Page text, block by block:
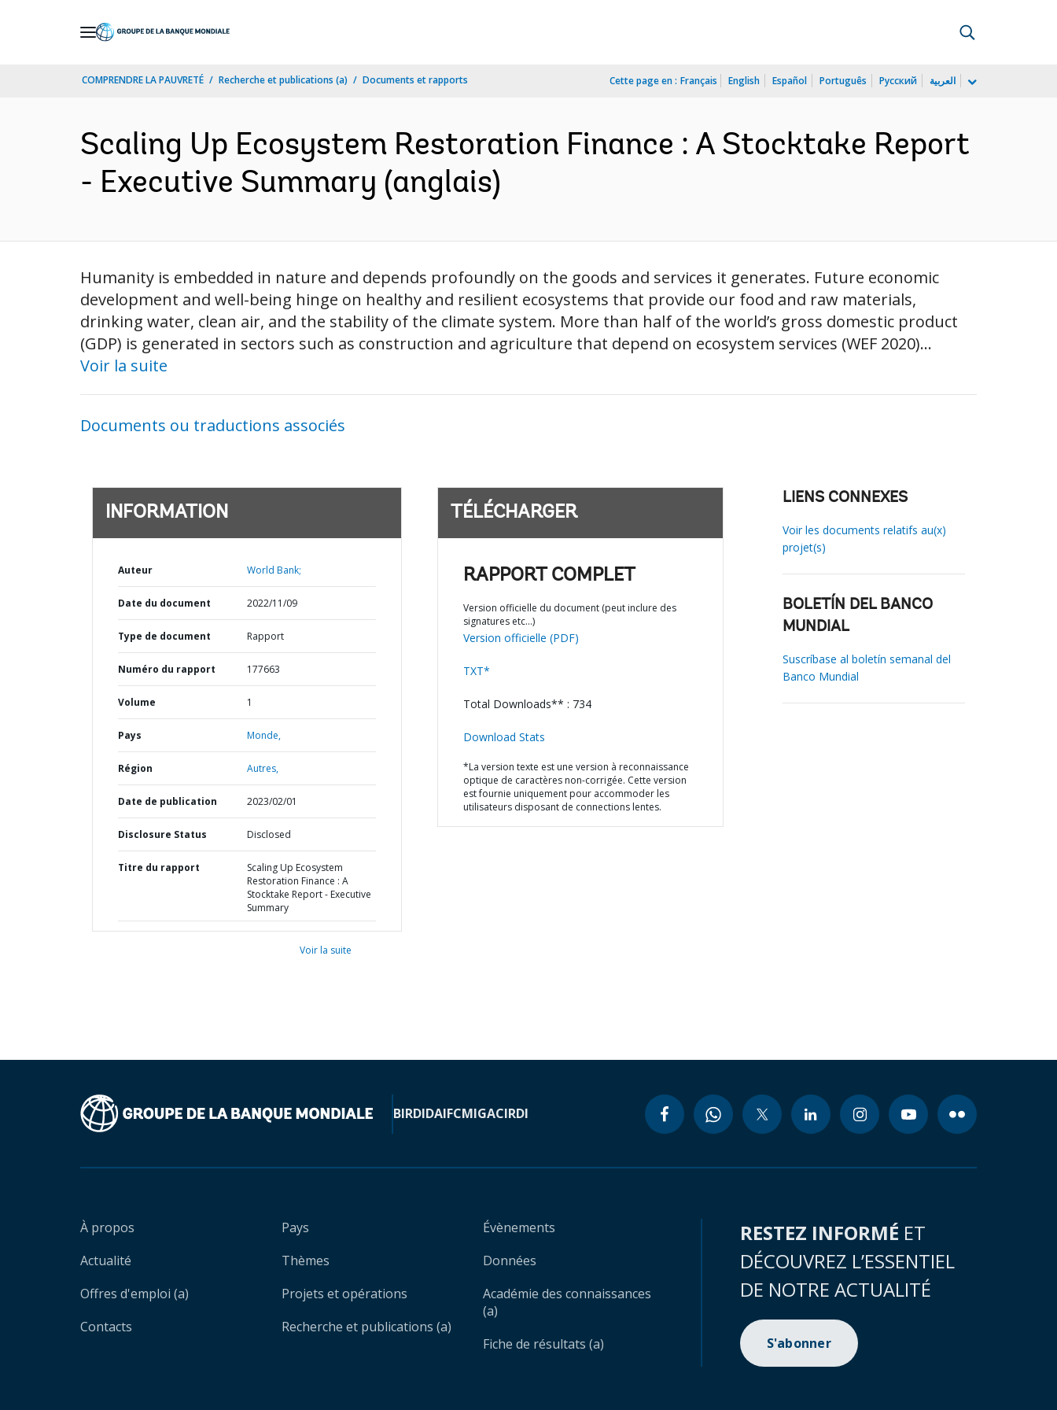
COMPRENDRE LA PAUVRETÉ Recherche et publications (a) Documents et rapports Cette page en : Français English Español Português Русский العربية
Scaling Up Ecosystem Restoration Finance : A Stocktake Report
- Executive Summary (anglais)
Humanity is embedded in nature and depends profoundly on the goods and services it generates. Future economic
development and well-being hinge on healthy and resilient ecosystems that provide our food and raw materials,
drinking water, clean air, and the stability of the climate system. More than half of the world’s gross domestic product
(GDP) is generated in sectors such as construction and agriculture that depend on ecosystem services (WEF 2020)...
Voir la suite
Documents ou traductions associés
INFORMATION
Auteur World Bank;
Date du document 2022/11/09
Type de document Rapport
Numéro du rapport 177663
Volume 1
Pays Monde,
Région Autres,
Date de publication 2023/02/01
Disclosure Status Disclosed
Titre du rapport
Scaling Up Ecosystem
Restoration Finance : A
Stocktake Report - Executive
Summary
Voir la suite
TÉLÉCHARGER
RAPPORT COMPLET
Version officielle du document (peut inclure des
signatures etc…)
Version officielle (PDF)
TXT*
Total Downloads** : 734
Download Stats
*La version texte est une version à reconnaissance
optique de caractères non-corrigée. Cette version
est fournie uniquement pour accommoder les
utilisateurs disposant de connections lentes.
LIENS CONNEXES
Voir les documents relatifs au(x)
projet(s)
BOLETÍN DEL BANCO
MUNDIAL
Suscríbase al boletín semanal del
Banco Mundial
BIRDIDAIFCMIGACIRDI
À propos
Actualité
Offres d'emploi (a)
Contacts
Pays
Thèmes
Projets et opérations
Recherche et publications (a)
Évènements
Données
Académie des connaissances
(a)
Fiche de résultats (a)
RESTEZ INFORMÉ ET
DÉCOUVREZ L’ESSENTIEL
DE NOTRE ACTUALITÉ
S'abonner